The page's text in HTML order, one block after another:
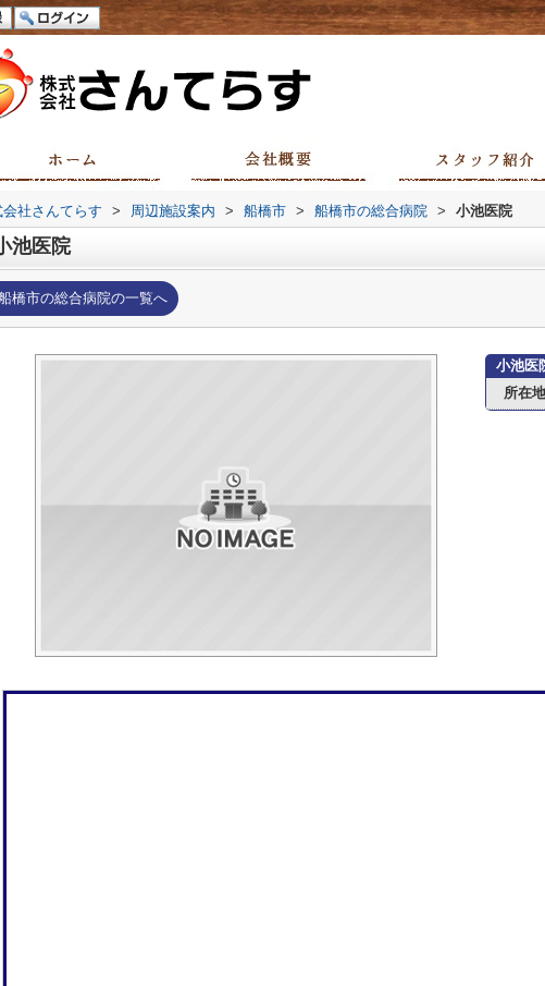
会社さんてらす > 周辺施設案内 > 船橋市 > 船橋市の総合病院 > 小池医院
池医院
橋市の総合病院の一覧へ
小池医
所在地